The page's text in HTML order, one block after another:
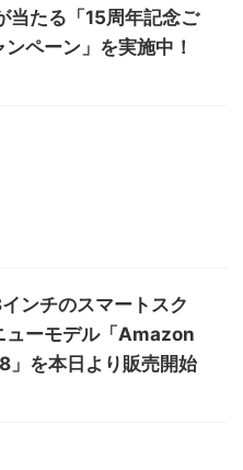
当たる「15周年記念ご
ペーン」を実施中！
ンチのスマートスク
ューモデル「Amazon
」を本日より販売開始